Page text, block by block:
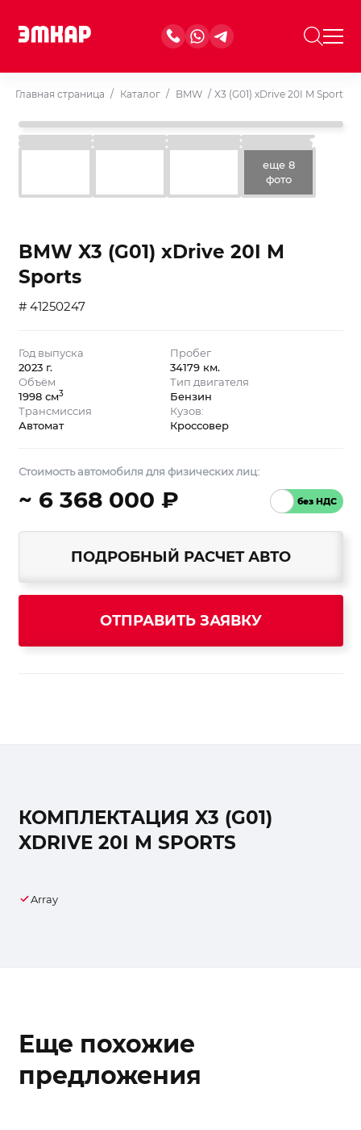
Главная страница / Каталог / BMW / X3 (G01) xDrive 20I M Sports
еще 8
фото
BMW X3 (G01) xDrive 20I M
Sports
# 41250247
Год выпуска
2023 г.
Пробег
34179 км.
Объём
1998 см3
Тип двигателя
Бензин
Трансмиссия
Автомат
Кузов:
Кроссовер
Стоимость автомобиля для физических лиц:
~ 6 368 000 ₽
ПОДРОБНЫЙ РАСЧЕТ АВТО
ОТПРАВИТЬ ЗАЯВКУ
КОМПЛЕКТАЦИЯ X3 (G01)
XDRIVE 20I M SPORTS
Array
Еще похожие
предложения